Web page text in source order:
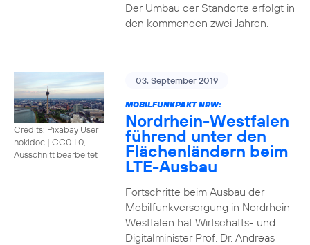
Der Umbau der Standorte erfolgt in
den kommenden zwei Jahren.
Credits: Pixabay User
nokidoc | CC0 1.0,
Ausschnitt bearbeitet
03. September 2019
MOBILFUNKPAKT NRW:
Nordrhein-Westfalen
führend unter den
Flächenländern beim
LTE-Ausbau
Fortschritte beim Ausbau der
Mobilfunkversorgung in Nordrhein-
Westfalen hat Wirtschafts- und
Digitalminister Prof. Dr. Andreas